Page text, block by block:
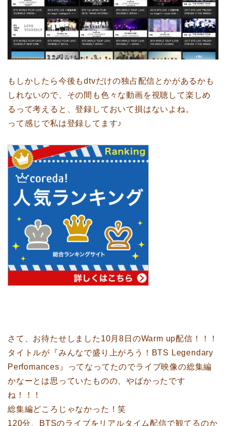
もしかしたら今後もdtvだけの独占配信とかがあるかも
しれないので、その間も色々な動画を視聴して楽しめ
るって考えると、登録しておいて損はないよね。
って感じで私は登録してます♪
さて、お待たせしました10月8日のWarm up配信！！！
タイトルが『みんなで盛り上がろう！BTS Legendary
Perfomances』ってなってたのでライブ映像の総集編
かなーとは思っていたものの、やばかったです
ね！！！
総集編どころじゃなかった！笑
120分、BTSのライブをリアルタイム配信で観てるのか